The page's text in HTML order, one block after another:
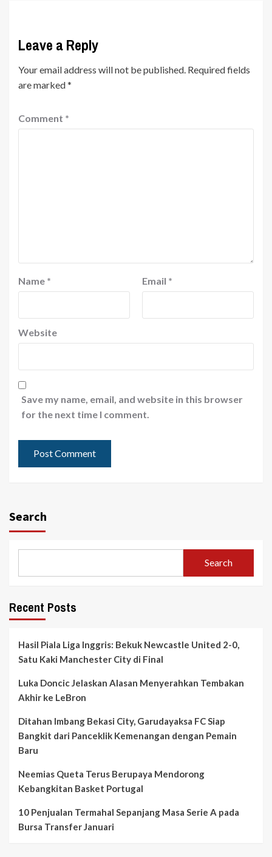
Leave a Reply
Your email address will not be published. Required fields
are marked*
Comment *
Name * Email *
Website
Save my name, email, and website in this browser
for the next time I comment.
Search
Search
Recent Posts
Hasil Piala Liga Inggris: Bekuk Newcastle United 2-0,
Satu Kaki Manchester City di Final
Luka Doncic Jelaskan Alasan Menyerahkan Tembakan
Akhir ke LeBron
Ditahan Imbang Bekasi City, Garudayaksa FC Siap
Bangkit dari Panceklik Kemenangan dengan Pemain
Baru
Neemias Queta Terus Berupaya Mendorong
Kebangkitan Basket Portugal
10 Penjualan Termahal Sepanjang Masa Serie A pada
Bursa Transfer Januari